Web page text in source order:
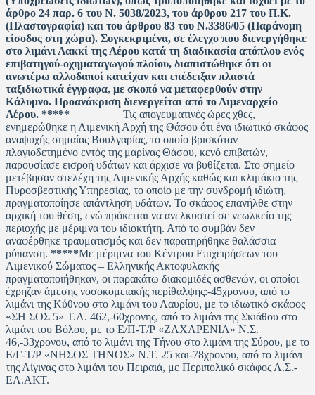
άρθρο 24 παρ. 6 του Ν. 5038/2023, του άρθρου 217 του Π.Κ.
(Πλαστογραφία) και του άρθρου 83 του Ν.3386/05 (Παράνομη
είσοδος στη χώρα). Συγκεκριμένα, σε έλεγχο που διενεργήθηκε
στο λιμάνι Λακκί της Λέρου κατά τη διαδικασία απόπλου ενός
επιβατηγού-οχηματαγωγού πλοίου, διαπιστώθηκε ότι οι
ανωτέρω αλλοδαποί κατείχαν και επέδειξαν πλαστά
ταξιδιωτικά έγγραφα, με σκοπό να μεταφερθούν στην
Κάλυμνο. Προανάκριση διενεργείται από το Λιμεναρχείο
Λέρου. ***** Τις απογευματινές ώρες χθες,
ενημερώθηκε η Λιμενική Αρχή της Θάσου ότι ένα ιδιωτικό σκάφος
αναψυχής σημαίας Βουλγαρίας, το οποίο βρισκόταν
πλαγιοδετημένο εντός της μαρίνας Θάσου, κενό επιβατών,
παρουσίασε εισροή υδάτων και άρχισε να βυθίζεται. Στο σημείο
μετέβησαν στελέχη της Λιμενικής Αρχής καθώς και κλιμάκιο της
Πυροσβεστικής Υπηρεσίας, το οποίο με την συνδρομή ιδιώτη,
πραγματοποίησε απάντληση υδάτων. Το σκάφος επανήλθε στην
αρχική του θέση, ενώ πρόκειται να ανελκυστεί σε νεωλκείο της
περιοχής με μέριμνα του ιδιοκτήτη. Από το συμβάν δεν
αναφέρθηκε τραυματισμός και δεν παρατηρήθηκε θαλάσσια
ρύπανση. *****Με μέριμνα του Κέντρου Επιχειρήσεων του
Λιμενικού Σώματος – Ελληνικής Ακτοφυλακής
πραγματοποιήθηκαν, οι παρακάτω διακομιδές ασθενών, οι οποίοι
έχρηζαν άμεσης νοσοκομειακής περίθαλψης:-45χρονου, από το
λιμάνι της Κύθνου στο λιμάνι του Λαυρίου, με το ιδιωτικό σκάφος
«ΣΗ ΣΟΣ 5» Τ.Λ. 462,-60χρονης, από το λιμάνι της Σκιάθου στο
λιμάνι του Βόλου, με το Ε/Π-Τ/Ρ «ΖΑΧΑΡΕΝΙΑ» Ν.Σ.
46,-33χρονου, από το λιμάνι της Τήνου στο λιμάνι της Σύρου, με το
Ε/Γ-Τ/Ρ «ΝΗΣΟΣ ΤΗΝΟΣ» Ν.Τ. 25 και-78χρονου, από το λιμάνι
της Αίγινας στο λιμάνι του Πειραιά, με Περιπολικό σκάφος Λ.Σ.-
ΕΛ.ΑΚΤ.